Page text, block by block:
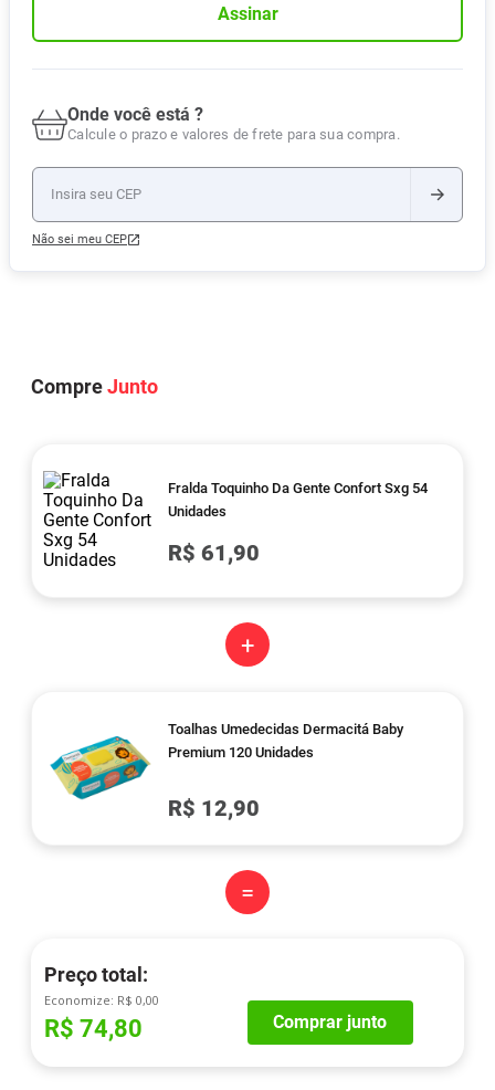
Assinar
Onde você está ?
Calcule o prazo e valores de frete para sua compra.
Não sei meu CEP
CompreJunto
Fralda Toquinho Da Gente Confort Sxg 54
Unidades
R$ 61,90
+
Toalhas Umedecidas Dermacitá Baby
Premium 120 Unidades
R$ 12,90
=
Preço total:
Economize: R$ 0,00
R$ 74,80 Comprar junto